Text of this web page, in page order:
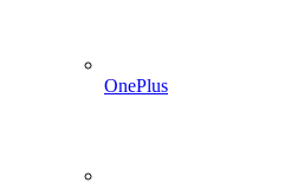
OnePlus